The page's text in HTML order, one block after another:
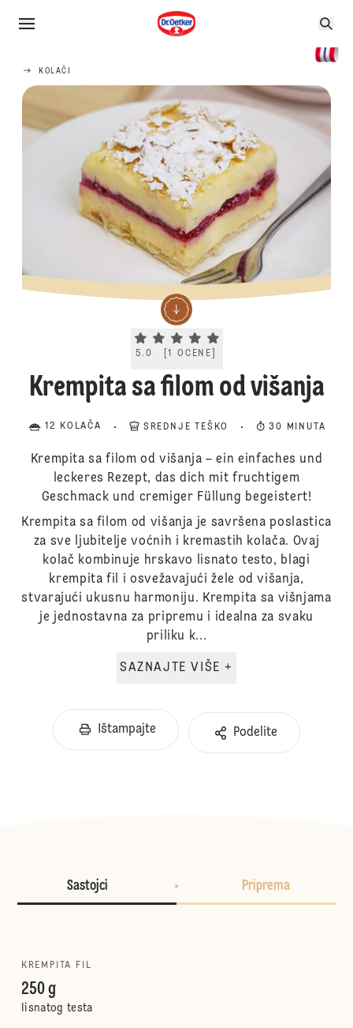
KOLAČI
Current rating 5.0. Click to rate.
5.0 [1 OCENE
Krempita sa filom od višanja
12 KOLAČA SREDNJE TEŠKO 30 MINUTA
Krempita sa filom od višanja – ein einfaches und
leckeres Rezept, das dich mit fruchtigem
Geschmack und cremiger Füllung begeistert!
Krempita sa filom od višanja je savršena poslastica
za sve ljubitelje voćnih i kremastih kolača. Ovaj
kolač kombinuje hrskavo lisnato testo, blagi
krempita fil i osvežavajući žele od višanja,
stvarajući ukusnu harmoniju. Krempita sa višnjama
je jednostavna za pripremu i idealna za svaku
priliku k...
SAZNAJTE VIŠE +
Ištampajte Podelite
Sastojci Priprema
KREMPITA FIL
250 g
lisnatog testa